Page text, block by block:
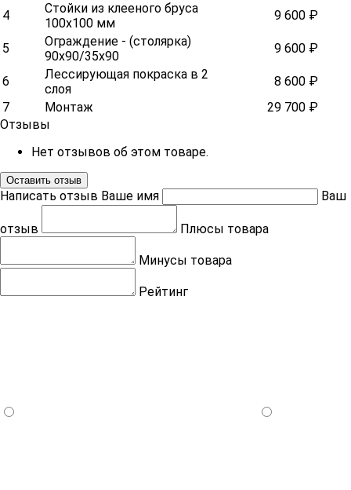
4
Стойки из клееного бруса
100х100 мм
9 600 ₽
5
Ограждение - (столярка)
90х90/35х90
9 600 ₽
6
Лессирующая покраска в 2
слоя
8 600 ₽
7
Монтаж
29 700 ₽
Отзывы
Нет отзывов об этом товаре.
Оставить отзыв
Написать отзыв Ваше имя Ваш
отзыв Плюсы товара
Минусы товара
Рейтинг